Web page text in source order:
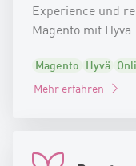
Experience und
Magento mit Hyvä.
Magento Hyvä
Mehr erfahren